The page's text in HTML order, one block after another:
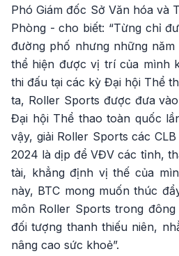
Phó Giám đốc Sở Văn hóa và
Phòng - cho biết: “Từng chỉ
đường phố nhưng những năm
thể hiện được vị trí của mình
thi đấu tại các kỳ Đại hội Thể
ta, Roller Sports được đưa
Đại hội Thể thao toàn quốc
vậy, giải Roller Sports các
2024 là dịp để VĐV các tỉnh,
tài, khẳng định vị thế của
này, BTC mong muốn thúc
môn Roller Sports trong
đối tượng thanh thiếu niên,
nâng cao sức khoẻ”.